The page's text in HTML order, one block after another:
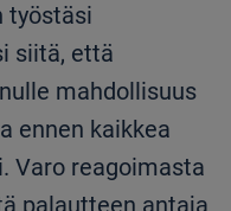
työstäsi
siitä, että
mahdollisuus
ennen kaikkea
Varo reagoimasta